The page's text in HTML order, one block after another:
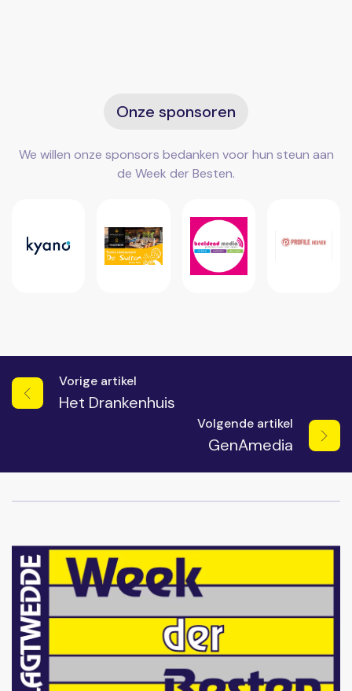
Onze sponsoren
We willen onze sponsors bedanken voor hun steun aan
de Week der Besten.
Vorige artikel
Het Drankenhuis
Volgende artikel
GenAmedia